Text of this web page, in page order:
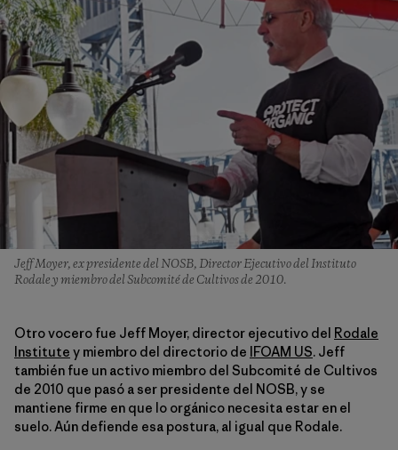
Jeff Moyer, ex presidente del NOSB, Director Ejecutivo del Instituto
Rodale y miembro del Subcomité de Cultivos de 2010.
Otro vocero fue Jeff Moyer, director ejecutivo del Rodale
Institute y miembro del directorio de IFOAM US. Jeff
también fue un activo miembro del Subcomité de Cultivos
de 2010 que pasó a ser presidente del NOSB, y se
mantiene firme en que lo orgánico necesita estar en el
suelo. Aún defiende esa postura, al igual que Rodale.